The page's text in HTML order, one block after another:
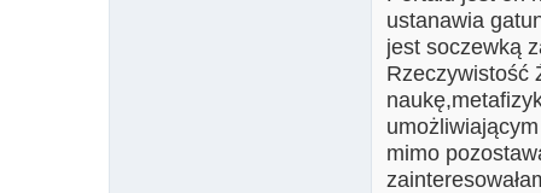
ustanawia
jest soczewką
Rzeczywistość
mimo